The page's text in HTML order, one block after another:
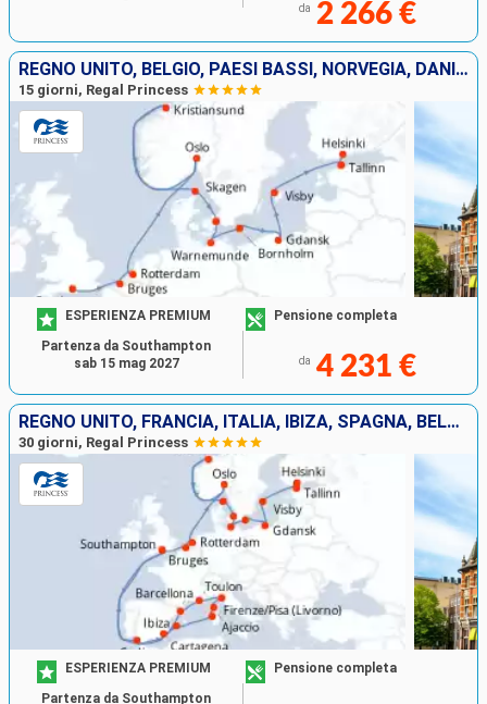
da 2 266 €
REGNO UNITO, BELGIO, PAESI BASSI, NORVEGIA, DANIMARCA, GERMANIA, POLONIA, SVEZIA, ESTONIA, FINLANDIA
15 giorni, Regal Princess
ESPERIENZA PREMIUM Pensione completa
da 4 231 €
Partenza da Southampton
sab 15 mag 2027
REGNO UNITO, FRANCIA, ITALIA, IBIZA, SPAGNA, BELGIO, PAESI BASSI, NORVEGIA, DANIMARCA, GERMANIA, POLONIA, SVEZIA, ESTONIA, FINLANDIA
30 giorni, Regal Princess
ESPERIENZA PREMIUM Pensione completa
Partenza da Southampton